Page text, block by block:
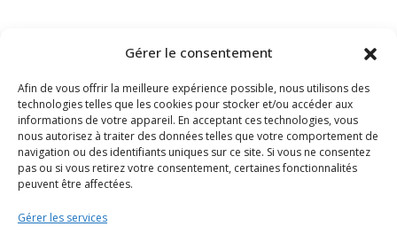
Gérer le consentement
Afin de vous offrir la meilleure expérience possible, nous utilisons des
technologies telles que les cookies pour stocker et/ou accéder aux
informations de votre appareil. En acceptant ces technologies, vous
nous autorisez à traiter des données telles que votre comportement de
navigation ou des identifiants uniques sur ce site. Si vous ne consentez
pas ou si vous retirez votre consentement, certaines fonctionnalités
peuvent être affectées.
Gérer les services